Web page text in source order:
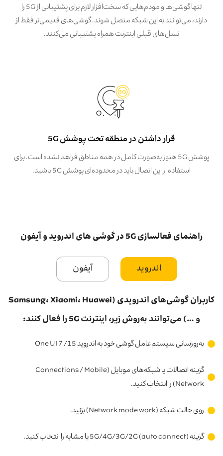
تنها گوشی‌ها و مودم‌هایی که سخت‌افزار لازم برای پشتیبانی از 5G را
دارند، می‌توانند به این شبکه متصل شوند. گوشی‌های قدیمی‌تر فقط از
نسل‌های قبلی اینترنت همراه پشتیبانی می‌کنند.
قرار داشتن در منطقه تحت پوشش 5G
پوشش 5G هنوز به‌صورت کامل در همه مناطق فراهم نشده است. برای
استفاده از این اتصال باید در محدوده‌ای پوشش 5G باشید.
راهنمای فعالسازی 5G در گوشی های اندروید و آیفون
اندروید آیفون
کاربران گوشی‌های اندرویدی (Samsung، Xiaomi، Huawei
و …) می‌توانند به‌روش زیر، اینترنت 5G را فعال کنند:
به‌روزسانی سیستم‌عامل گوشی خود به اندروید 15/ One UI 7
گزینه اتصالات یا شبکه‌های موبایل (Connections / Mobile
Network) را انتخاب کنید.
روی حالت شبکه (Network mode work) بزنید.
گزینه 5G/4G/3G/2G (auto connect) یا مشابه را انتخاب کنید.